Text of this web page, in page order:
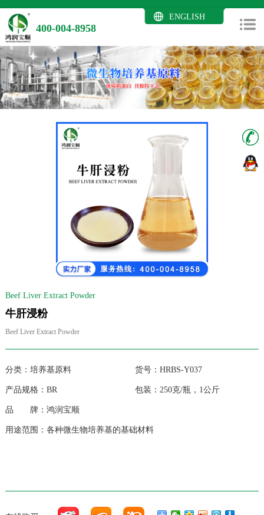
400-004-8958
ENGLISH
Beef Liver Extract Powder
牛肝浸粉
Beef Liver Extract Powder
分类：培养基原料 货号：HRBS-Y037
产品规格：BR 包装：250克/瓶，1公斤
品 牌：鸿润宝顺
用途范围：各种微生物培养基的基础材料